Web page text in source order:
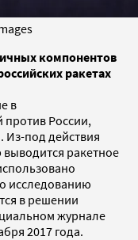
компонентов
ракетах
в
России,
Из-под действия
ракетное
исследованию
в решении
журнале
2017 года.